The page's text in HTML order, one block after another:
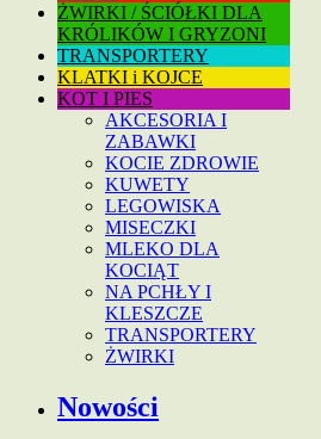
ŻWIRKI / ŚCIÓŁKI DLA
KRÓLIKÓW I GRYZONI
TRANSPORTERY
KLATKI i KOJCE
KOT I PIES
AKCESORIA I
ZABAWKI
KOCIE ZDROWIE
KUWETY
LEGOWISKA
MISECZKI
MLEKO DLA
KOCIĄT
NA PCHŁY I
KLESZCZE
TRANSPORTERY
ŻWIRKI
Nowości